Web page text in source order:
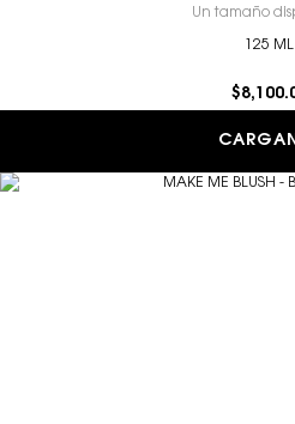
Un tamaño
125 ML